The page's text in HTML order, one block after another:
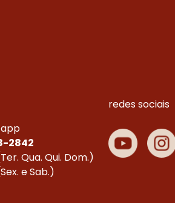
2842
Qua. Qui. Dom.)
e Sab.)
redes sociais